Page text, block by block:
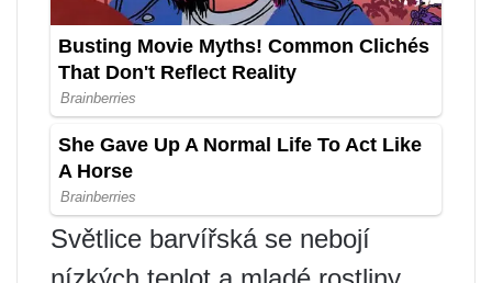
Světlice barvířská se nebojí